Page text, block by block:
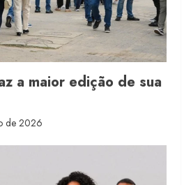
a maior edição de sua
de 2026